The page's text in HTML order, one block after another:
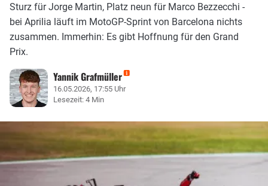
Sturz für Jorge Martin, Platz neun für Marco Bezzecchi -
bei Aprilia läuft im MotoGP-Sprint von Barcelona nichts
zusammen. Immerhin: Es gibt Hoffnung für den Grand
Prix.
Yannik Grafmüller
16.05.2026, 17:55 Uhr
Lesezeit: 4 Min